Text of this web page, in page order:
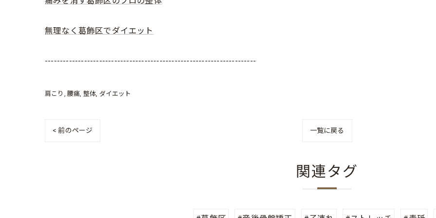
無理なく葛飾区でダイエット
----------------------------------------------------------------------
肩こり 腰痛 整体 ダイエット
< 前のページ 一覧に戻る
関連タグ